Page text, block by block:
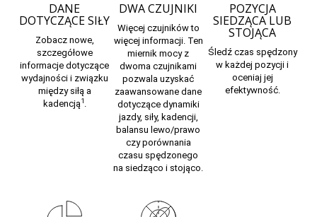
DANE
DOTYCZĄCE SIŁY
Zobacz nowe,
szczegółowe
informacje dotyczące
wydajności i związku
między siłą a
kadencją1 .
DWA CZUJNIKI
Więcej czujników to
więcej informacji. Ten
miernik mocy z
dwoma czujnikami
pozwala uzyskać
zaawansowane dane
dotyczące dynamiki
jazdy, siły, kadencji,
balansu lewo/prawo
czy porównania
czasu spędzonego
na siedząco i stojąco.
POZYCJA
SIEDZĄCA LUB
STOJĄCA
Śledź czas spędzony
w każdej pozycji i
oceniaj jej
efektywność.